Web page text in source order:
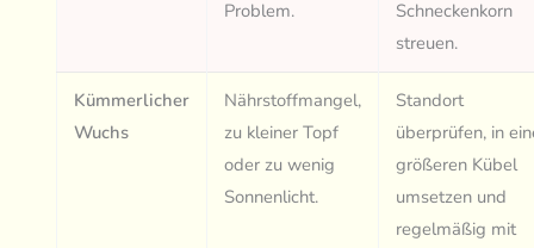
Problem.
Schneckenkorn
streuen.
Kümmerlicher
Wuchs
Nährstoffmangel,
zu kleiner Topf
oder zu wenig
Sonnenlicht.
Standort
überprüfen, in
größeren Kübel
umsetzen und
regelmäßig mit